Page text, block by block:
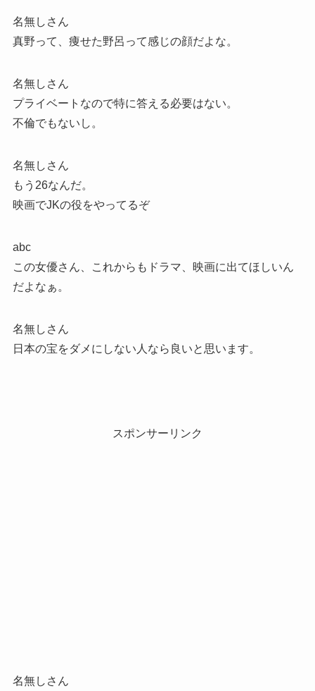
名無しさん
真野って、痩せた野呂って感じの顔だよな。
名無しさん
プライベートなので特に答える必要はない。
不倫でもないし。
名無しさん
もう26なんだ。
映画でJKの役をやってるぞ
abc
この女優さん、これからもドラマ、映画に出てほしいん
だよなぁ。
名無しさん
日本の宝をダメにしない人なら良いと思います。
スポンサーリンク
名無しさん